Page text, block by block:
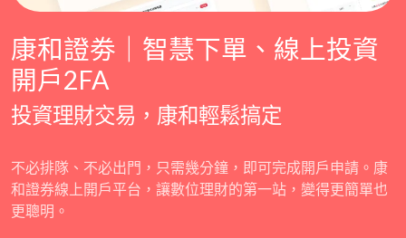
康和證劵｜智慧下單、線上投資
開戶2FA
投資理財交易，康和輕鬆搞定
不必排隊、不必出門，只需幾分鐘，即可完成開戶申請。康
和證券線上開戶平台，讓數位理財的第一站，變得更簡單也
更聰明。